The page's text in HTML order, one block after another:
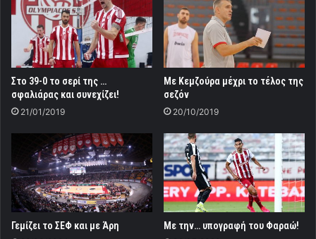
Στο 39-0 το σερί της …
σφαλιάρας και συνεχίζει!
21/01/2019
Με Κεμζούρα μέχρι το τέλος της
σεζόν
20/10/2019
Γεμίζει το ΣΕΦ και με Άρη Με την… υπογραφή του Φαραώ!